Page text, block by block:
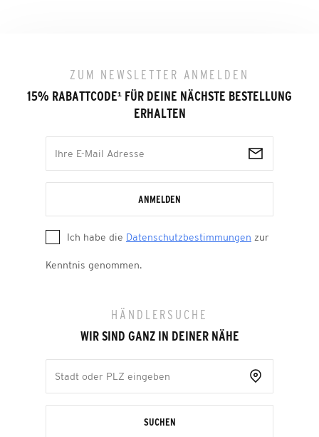
ZUM NEWSLETTER ANMELDEN
15% RABATTCODE¹ FÜR DEINE NÄCHSTE BESTELLUNG
ERHALTEN
ANMELDEN
Ich habe die Datenschutzbestimmungen zur
Kenntnis genommen.
HÄNDLERSUCHE
WIR SIND GANZ IN DEINER NÄHE
SUCHEN